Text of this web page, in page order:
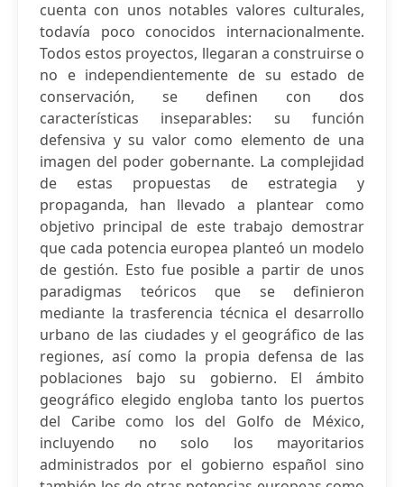
cuenta con unos notables valores culturales,
todavía poco conocidos internacionalmente.
Todos estos proyectos, llegaran a construirse o
no e independientemente de su estado de
conservación, se definen con dos
características inseparables: su función
defensiva y su valor como elemento de una
imagen del poder gobernante. La complejidad
de estas propuestas de estrategia y
propaganda, han llevado a plantear como
objetivo principal de este trabajo demostrar
que cada potencia europea planteó un modelo
de gestión. Esto fue posible a partir de unos
paradigmas teóricos que se definieron
mediante la trasferencia técnica el desarrollo
urbano de las ciudades y el geográfico de las
regiones, así como la propia defensa de las
poblaciones bajo su gobierno. El ámbito
geográfico elegido engloba tanto los puertos
del Caribe como los del Golfo de México,
incluyendo no solo los mayoritarios
administrados por el gobierno español sino